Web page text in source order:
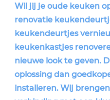
Wil jij je oude keuken
renovatie
keukendeurtjes
keukenkastjes
nieuwe look te geven.
oplossing dan
installeren. Wij